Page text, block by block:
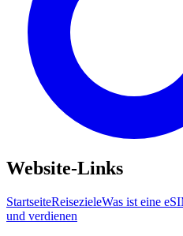
Website-Links
StartseiteReisezieleWas ist eine
und verdienen